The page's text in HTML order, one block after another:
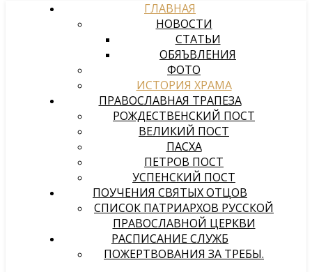
ГЛАВНАЯ
НОВОСТИ
СТАТЬИ
ОБЯЪВЛЕНИЯ
ФОТО
ИСТОРИЯ ХРАМА
ПРАВОСЛАВНАЯ ТРАПЕЗА
РОЖДЕСТВЕНСКИЙ ПОСТ
ВЕЛИКИЙ ПОСТ
ПАСХА
ПЕТРОВ ПОСТ
УСПЕНСКИЙ ПОСТ
ПОУЧЕНИЯ СВЯТЫХ ОТЦОВ
СПИСОК ПАТРИАРХОВ РУССКОЙ
ПРАВОСЛАВНОЙ ЦЕРКВИ
РАСПИСАНИЕ СЛУЖБ
ПОЖЕРТВОВАНИЯ ЗА ТРЕБЫ.